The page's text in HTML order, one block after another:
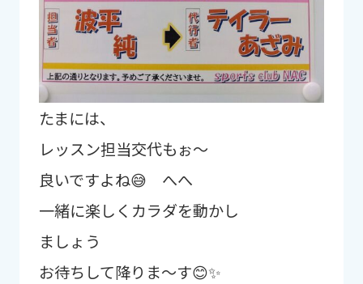
たまには、
レッスン担当交代もぉ～
良いですよね😅 へへ
一緒に楽しくカラダを動かし
ましょう
お待ちして降りま〜す😊✨